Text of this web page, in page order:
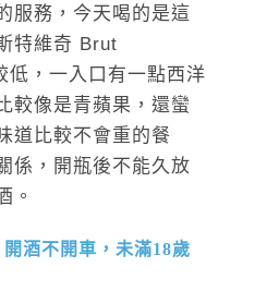
服務，今天喝的是這
特維奇 Brut
，一入口有一點西洋
較像是青蘋果，還蠻
道比較不會重的餐
係，開瓶後不能久放
。
酒不開車，未滿18歲